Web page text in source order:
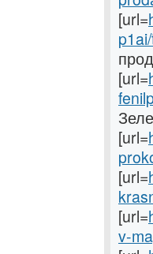
[url=
[url=
[url=
[url=
[url=
v-